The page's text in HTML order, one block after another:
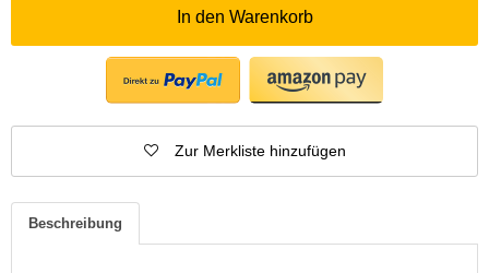
In den Warenkorb
Zur Merkliste hinzufügen
Beschreibung